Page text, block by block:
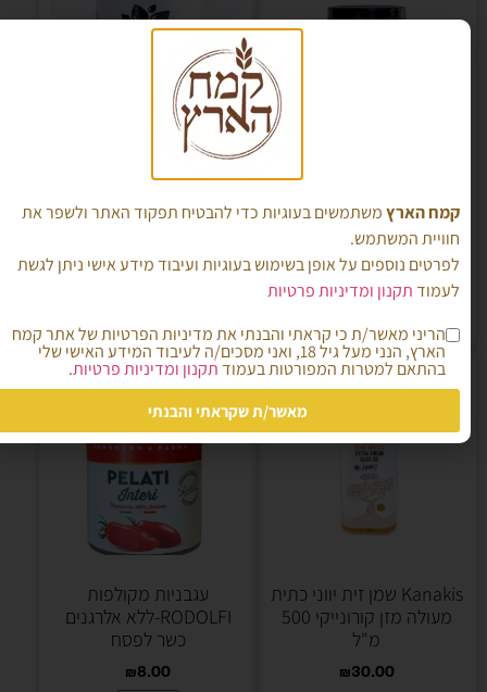
זיתי קלמטה שלמים 200
גרם (איסוף עצמי בלבד)
18.00
גרם
Kanakis שמן זית יווני כתית
מעולה מזן קורונייקי 500
מ"ל
₪30.00
עגבניות מקולפות
RODOLFI-ללא אלרגנים
כשר לפסח
₪8.00
קמח הארץמשתמשים בעוגיות כדי להבטיח תפקוד האתר ולשפר את
חוויית המשתמש.
לפרטים נוספים על אופן בשימוש בעוגיות ועיבוד מידע אישי ניתן לגשת
לעמודתקנון ומדיניות פרטיות
הריני מאשר/ת כי קראתי והבנתי את מדיניות הפרטיות של אתר קמח
הארץ, הנני מעל גיל 18, ואני מסכים/ה לעיבוד המידע האישי שלי
בהתאם למטרות המפורטות בעמודתקנון ומדיניות פרטיות.
מאשר/ת שקראתי והבנתי